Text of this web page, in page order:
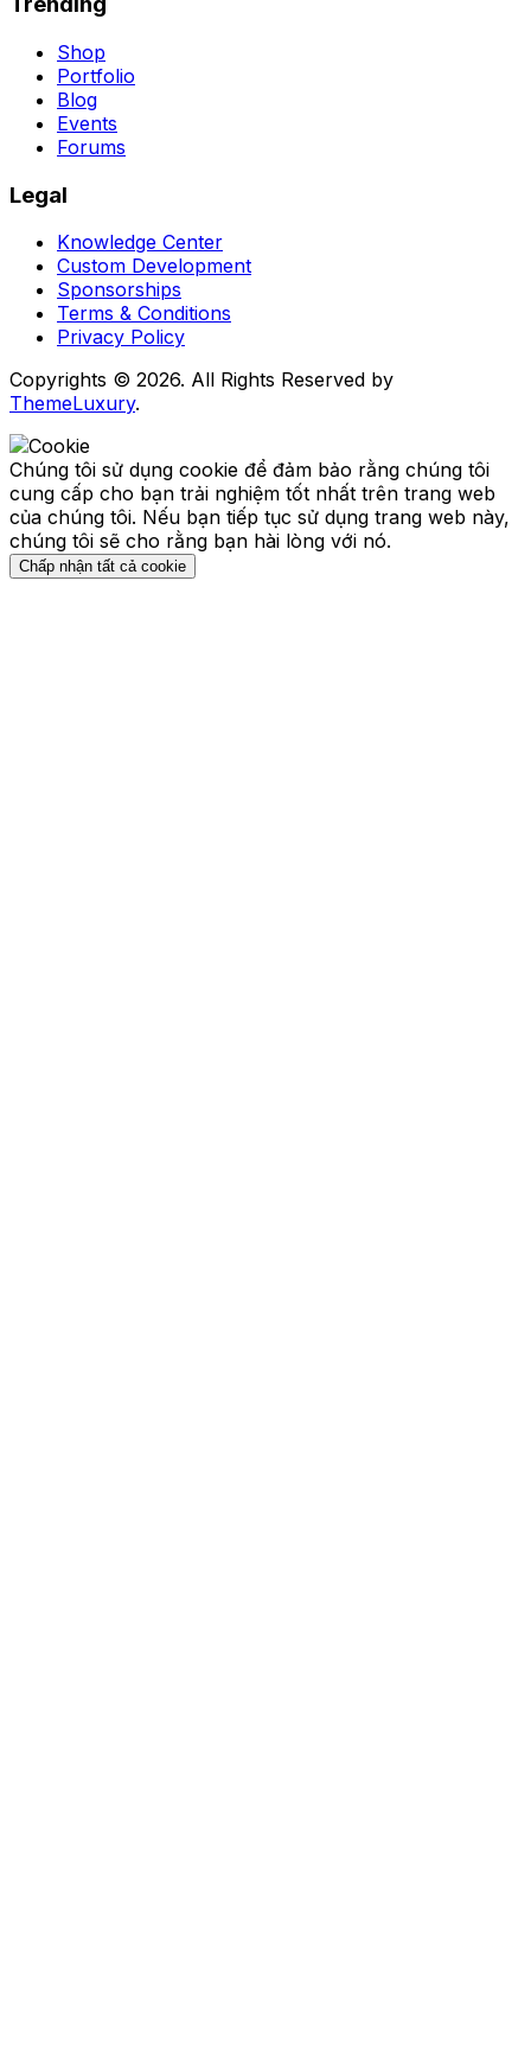
Shop
Portfolio
Blog
Events
Forums
Legal
Knowledge Center
Custom Development
Sponsorships
Terms & Conditions
Privacy Policy
Copyrights © 2026. All Rights Reserved by
ThemeLuxury.
Chúng tôi sử dụng cookie để đảm bảo rằng chúng tôi
cung cấp cho bạn trải nghiệm tốt nhất trên trang web
của chúng tôi. Nếu bạn tiếp tục sử dụng trang web này,
chúng tôi sẽ cho rằng bạn hài lòng với nó.
Chấp nhận tất cả cookie